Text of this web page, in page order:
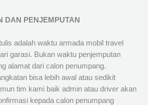
DAN PENJEMPUTAN
adalah waktu armada mobil travel
garasi. Bukan waktu penjemputan
alamat dari calon penumpang.
bisa lebih awal atau sedikit
tim kami baik admin atau driver akan
kepada calon penumpang